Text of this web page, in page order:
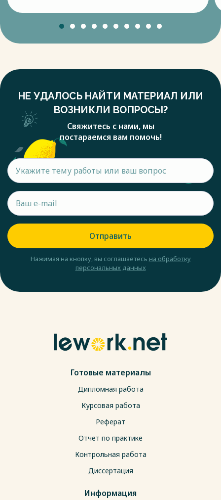
НЕ УДАЛОСЬ НАЙТИ МАТЕРИАЛ ИЛИ
ВОЗНИКЛИ ВОПРОСЫ?
Свяжитесь с нами, мы
постараемся вам помочь!
Отправить
Нажимая на кнопку, вы соглашаетесь на обработку
персональных данных
Готовые материалы
Дипломная работа
Курсовая работа
Реферат
Отчет по практике
Контрольная работа
Диссертация
Информация